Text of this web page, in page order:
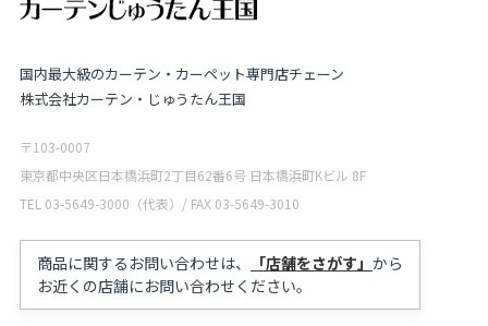
国内最大級のカーテン・カーペット専門店チェーン
株式会社カーテン・じゅうたん王国
〒103-0007
東京都中央区日本橋浜町2丁目62番6号 日本橋浜町Kビル 8F
TEL 03-5649-3000（代表）/ FAX 03-5649-3010
商品に関するお問い合わせは、 「店舗をさがす」 から
お近くの店舗にお問い合わせください。